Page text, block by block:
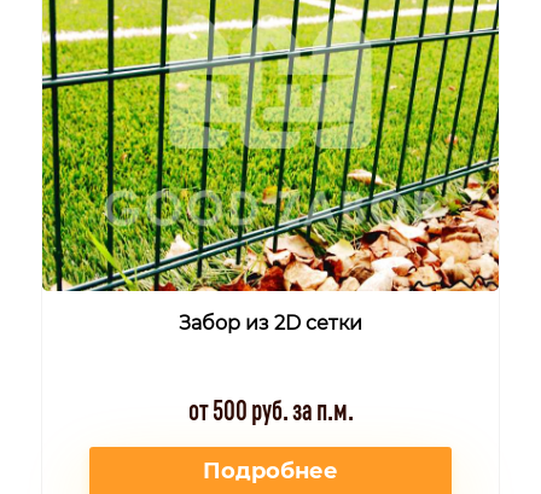
Забор из 2D сетки
от 500 руб. за п.м.
Подробнее